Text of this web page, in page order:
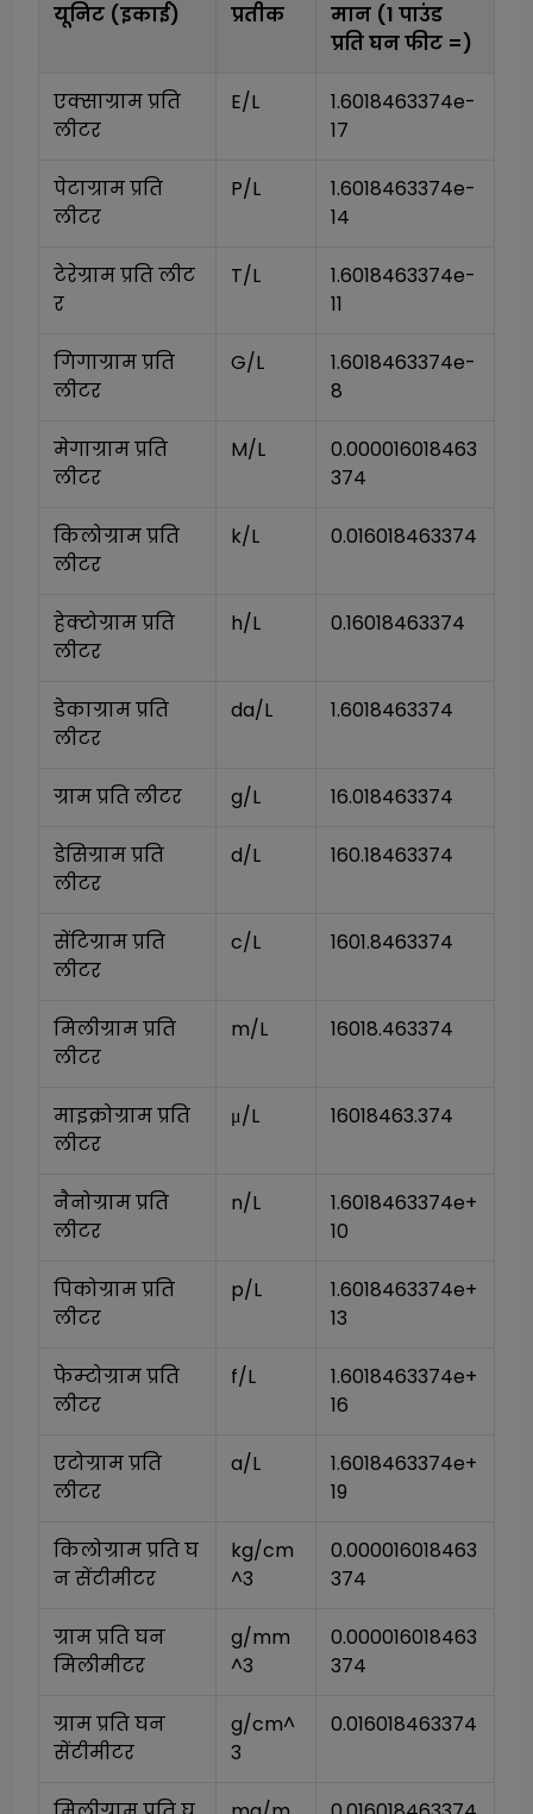
यूनिट (इकाई) प्रतीक मान (1 पाउंड
प्रति घन फीट =)
एक्साग्राम प्रति
लीटर
E/L
1.6018463374e-
17
पेटाग्राम प्रति
लीटर
P/L
1.6018463374e-
14
टेरेग्राम प्रति लीट
र
T/L
1.6018463374e-
11
गिगाग्राम प्रति
लीटर
G/L
1.6018463374e-
8
मेगाग्राम प्रति
लीटर
M/L
0.000016018463
374
किलोग्राम प्रति
लीटर
k/L 0.016018463374
हेक्टोग्राम प्रति
लीटर
h/L 0.16018463374
डेकाग्राम प्रति
लीटर
da/L 1.6018463374
ग्राम प्रति लीटर g/L 16.018463374
डेसिग्राम प्रति
लीटर
d/L 160.18463374
सेंटिग्राम प्रति
लीटर
c/L 1601.8463374
मिलीग्राम प्रति
लीटर
m/L 16018.463374
माइक्रोग्राम प्रति
लीटर
μ/L 16018463.374
नैनोग्राम प्रति
लीटर
n/L
1.6018463374e+
10
पिकोग्राम प्रति
लीटर
p/L
1.6018463374e+
13
फेम्टोग्राम प्रति
लीटर
f/L
1.6018463374e+
16
एटोग्राम प्रति
लीटर
a/L
1.6018463374e+
19
किलोग्राम प्रति घ
न सेंटीमीटर
kg/cm
^3
0.000016018463
374
ग्राम प्रति घन
मिलीमीटर
g/mm
^3
0.000016018463
374
ग्राम प्रति घन
सेंटीमीटर
g/cm^
3
0.016018463374